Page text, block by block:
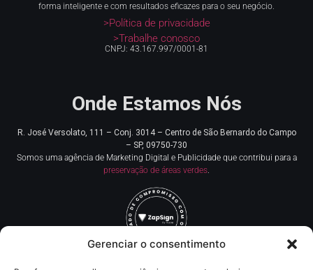
Gerenciar o consentimento
forma inteligente e com resultados eficazes para o seu negócio.
>Política de privacidade
>Trabalhe conosco
CNPJ: 43.167.997/0001-81
Onde Estamos Nós
R. José Versolato, 111 – Conj. 3014 – Centro de São Bernardo do Campo
– SP, 09750-730
Somos uma agência de Marketing Digital e Publicidade que contribui para a
preservação de áreas verdes